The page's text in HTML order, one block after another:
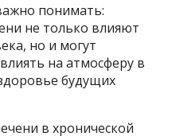
понимать:
не только влияют
но и могут
на атмосферу в
будущих
в хронической